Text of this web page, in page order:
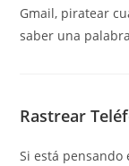
Gmail, piratear
saber una
Rastrear
Si está